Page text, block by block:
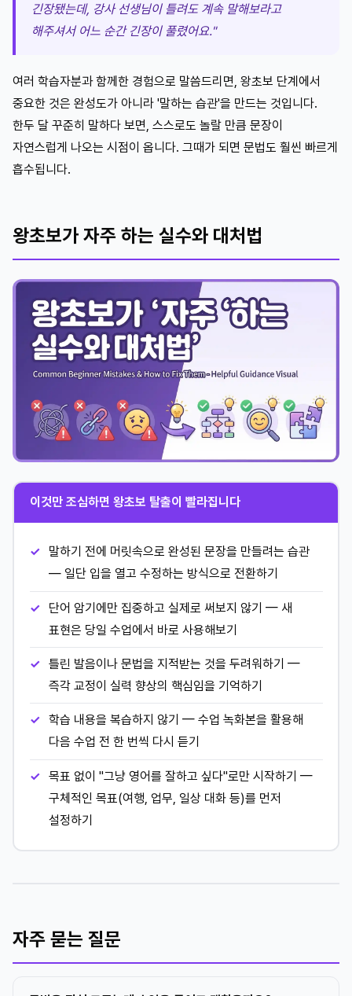
긴장됐는데, 강사 선생님이 틀려도 계속 말해보라고
해주셔서 어느 순간 긴장이 풀렸어요."
여러 학습자분과 함께한 경험으로 말씀드리면, 왕초보 단계에서
중요한 것은 완성도가 아니라 '말하는 습관'을 만드는 것입니다.
한두 달 꾸준히 말하다 보면, 스스로도 놀랄 만큼 문장이
자연스럽게 나오는 시점이 옵니다. 그때가 되면 문법도 훨씬 빠르게
흡수됩니다.
왕초보가 자주 하는 실수와 대처법
이것만 조심하면 왕초보 탈출이 빨라집니다
말하기 전에 머릿속으로 완성된 문장을 만들려는 습관
— 일단 입을 열고 수정하는 방식으로 전환하기
단어 암기에만 집중하고 실제로 써보지 않기 — 새
표현은 당일 수업에서 바로 사용해보기
틀린 발음이나 문법을 지적받는 것을 두려워하기 —
즉각 교정이 실력 향상의 핵심임을 기억하기
학습 내용을 복습하지 않기 — 수업 녹화본을 활용해
다음 수업 전 한 번씩 다시 듣기
목표 없이 "그냥 영어를 잘하고 싶다"로만 시작하기 —
구체적인 목표(여행, 업무, 일상 대화 등)를 먼저
설정하기
자주 묻는 질문